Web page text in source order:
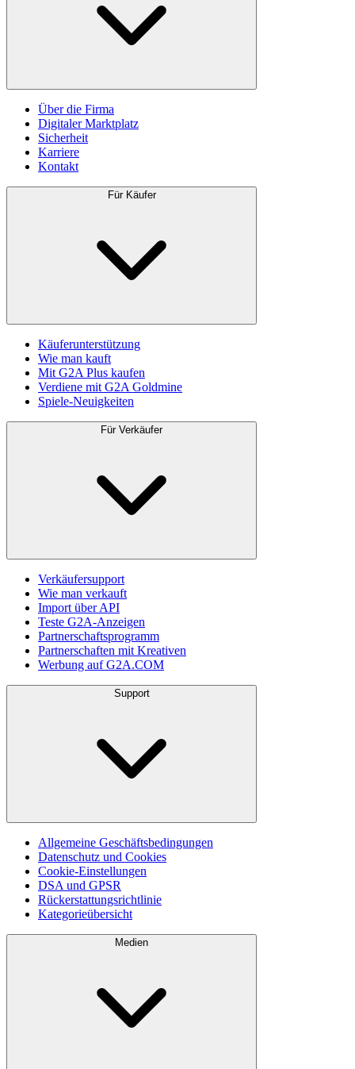
Über die Firma
Digitaler Marktplatz
Sicherheit
Karriere
Kontakt
Für Käufer
Käuferunterstützung
Wie man kauft
Mit G2A Plus kaufen
Verdiene mit G2A Goldmine
Spiele-Neuigkeiten
Für Verkäufer
Verkäufersupport
Wie man verkauft
Import über API
Teste G2A-Anzeigen
Partnerschaftsprogramm
Partnerschaften mit Kreativen
Werbung auf G2A.COM
Support
Allgemeine Geschäftsbedingungen
Datenschutz und Cookies
Cookie-Einstellungen
DSA und GPSR
Rückerstattungsrichtlinie
Kategorieübersicht
Medien